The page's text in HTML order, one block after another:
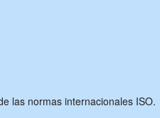
las normas internacionales ISO.